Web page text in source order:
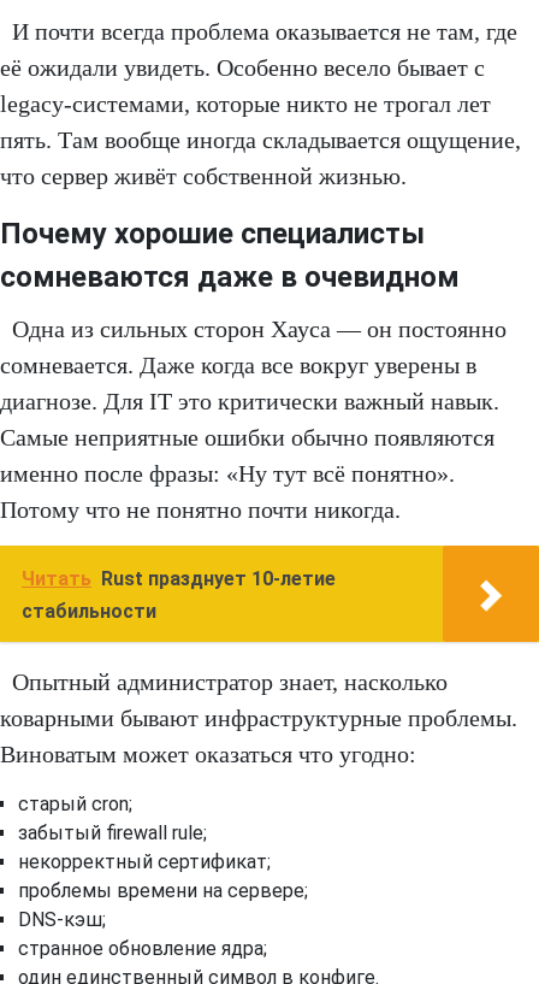
И почти всегда проблема оказывается не там, где
её ожидали увидеть. Особенно весело бывает с
legacy-системами, которые никто не трогал лет
пять. Там вообще иногда складывается ощущение,
что сервер живёт собственной жизнью.
Почему хорошие специалисты
сомневаются даже в очевидном
Одна из сильных сторон Хауса — он постоянно
сомневается. Даже когда все вокруг уверены в
диагнозе. Для IT это критически важный навык.
Самые неприятные ошибки обычно появляются
именно после фразы: «Ну тут всё понятно».
Потому что не понятно почти никогда.
Читать
Rust празднует 10-летие
стабильности
Опытный администратор знает, насколько
коварными бывают инфраструктурные проблемы.
Виноватым может оказаться что угодно:
старый cron;
забытый firewall rule;
некорректный сертификат;
проблемы времени на сервере;
DNS-кэш;
странное обновление ядра;
один единственный символ в конфиге.